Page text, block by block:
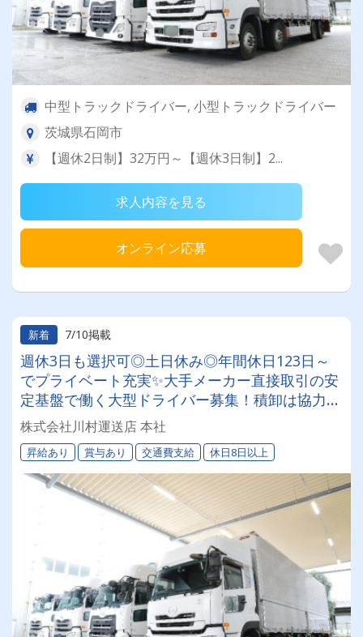
中型トラックドライバー, 小型トラックドライバー
茨城県石岡市
【週休2日制】32万円～【週休3日制】2...
求人内容を見る
オンライン応募
新着 7/10掲載
週休3日も選択可◎土日休み◎年間休日123日～
でプライベート充実✨大手メーカー直接取引の安
定基盤で働く大型ドライバー募集！積卸は協力し
て行うので体力的な負担少なめ☆将来的にキャリ
アアップも可能★
株式会社川村運送店 本社
昇給あり 賞与あり 交通費支給 休日8日以上